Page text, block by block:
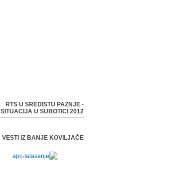
RTS U SREDISTU PAZNJE -
SITUACIJA U SUBOTICI 2012
VESTI IZ BANJE KOVILJAČE